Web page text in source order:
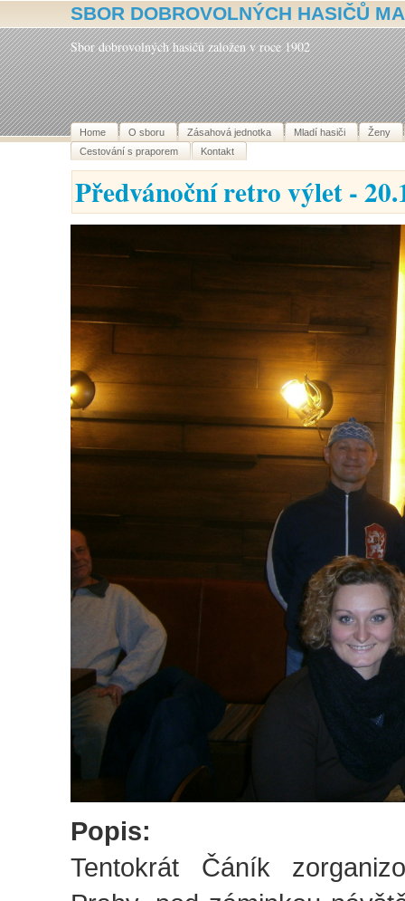
SBOR DOBROVOLNÝCH HASIČŮ
Sbor dobrovolných hasičů založen v roce 1902
Home O sboru Zásahová jednotka Mladí hasiči
Ženy
Cestování s praporem
Kontakt
Předvánoční retro výlet -
Popis:
Tentokrát Čáník